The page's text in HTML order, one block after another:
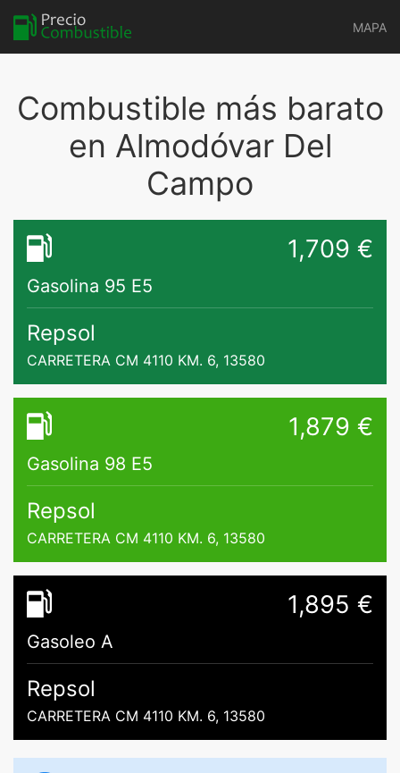
MAPA
Combustible más barato
en Almodóvar Del
Campo
1,709 €
Gasolina 95 E5
Repsol
CARRETERA CM 4110 KM. 6, 13580
1,879 €
Gasolina 98 E5
Repsol
CARRETERA CM 4110 KM. 6, 13580
1,895 €
Gasoleo A
Repsol
CARRETERA CM 4110 KM. 6, 13580